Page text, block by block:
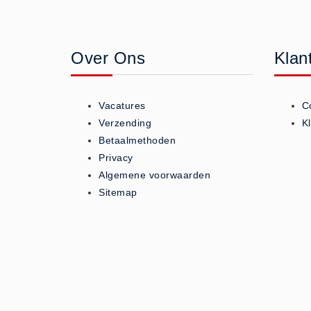
Koud - Warm kompressen (3)
Overige (1)
Teken - Beten sets (5)
Vitamines en mineralen (0)
Eerste Hulp Paneel
Eerste Hulp Paneel (0)
Over Ons
Vacatures
Verzending
Betaalmethoden
Privacy
Algemene voorwaarden
Sitemap